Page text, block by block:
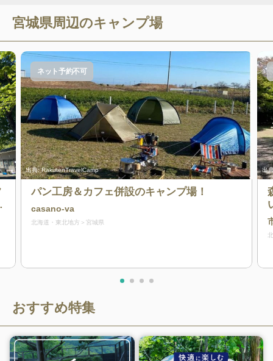
宮城県周辺のキャンプ場
出典:RakutenTravelCamp
ネット予約不可
パン工房＆カフェ併設のキャンプ場！
casano-va
北海道・東北地方 宮城県
出
おすすめ特集